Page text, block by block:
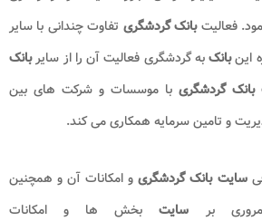
فعالیتبانک گردشگری تفاوت چندانی با سایر
اینبانکبه گردشگری فعالیت آن را از سایربانک
گردشگری با موسسات و شرکت های بین
و تامین سرمایه همکاری می کند.
سایت بانک گردشگری و امکانات آن و همچنین
بر سایت بخش ها و امکانات